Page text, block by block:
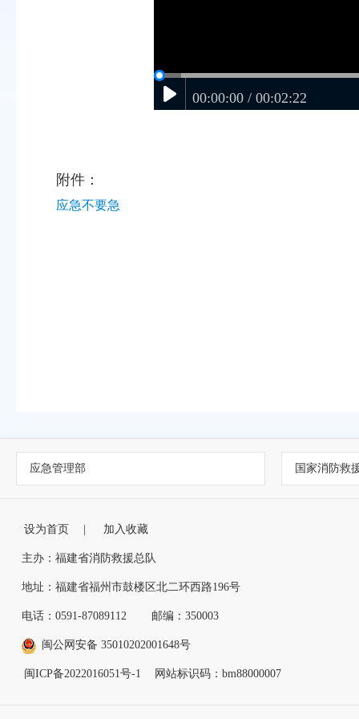
00:00:00 / 00:02:22
附件：
应急不要急
应急管理部 国家消防救
设为首页 加入收藏
主办：福建省消防救援总队
地址：福建省福州市鼓楼区北二环西路196号
电话：0591-87089112 邮编：350003
闽公网安备 35010202001648号
闽ICP备2022016051号-1 网站标识码：bm88000007